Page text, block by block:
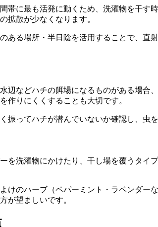
帯に最も活発に動くため、洗濯物を干
拡散が少なくなります。
ある場所・半日陰を活用することで、
辺などハチの餌場になるものがある場
作りにくくすることも大切です。
振ってハチが潜んでいないか確認し、虫
を洗濯物にかけたり、干し場を覆うタ
けのハーブ（ペパーミント・ラベンダー
が望ましいです。